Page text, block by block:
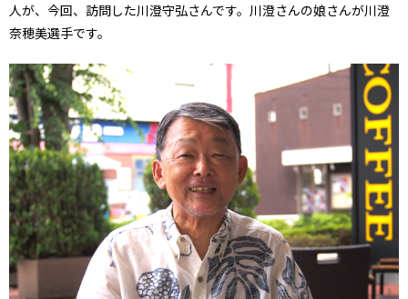
人が、今回、訪問した川澄守弘さんです。川澄さんの娘さんが川澄
奈穂美選手です。